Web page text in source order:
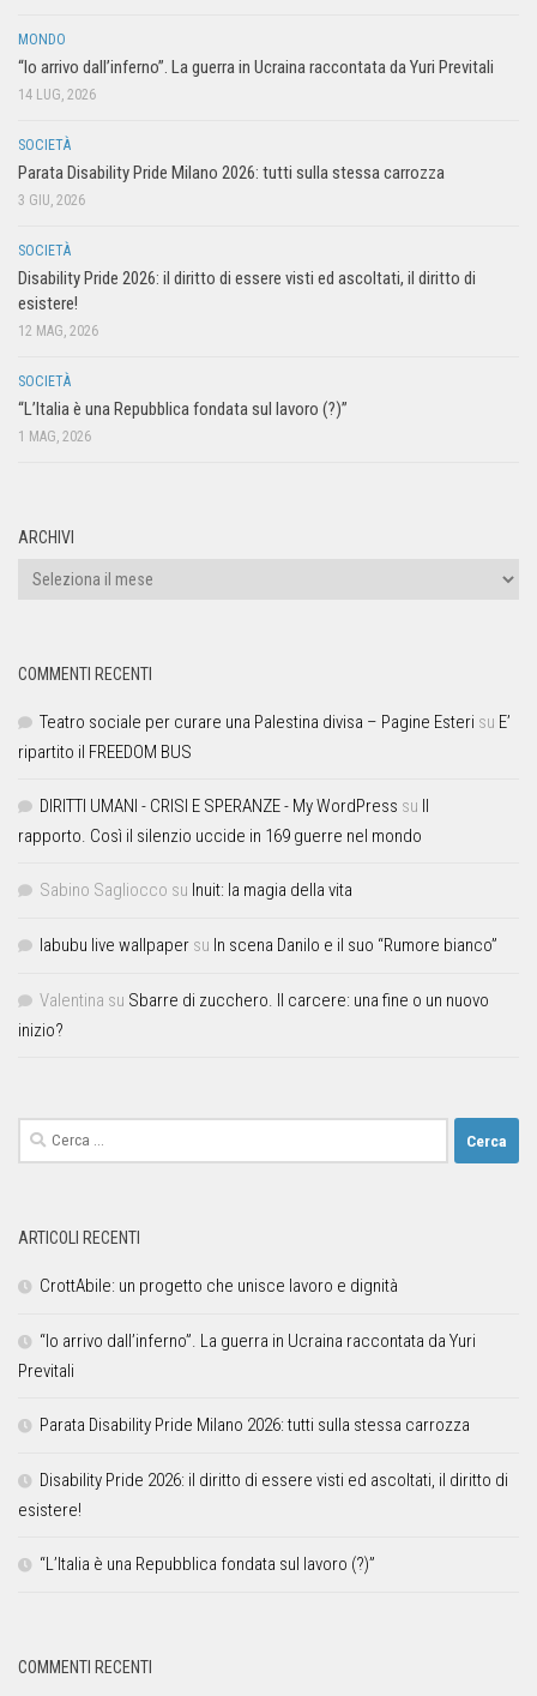
MONDO
“Io arrivo dall’inferno”. La guerra in Ucraina raccontata da Yuri Previtali
14 LUG, 2026
SOCIETÀ
Parata Disability Pride Milano 2026: tutti sulla stessa carrozza
3 GIU, 2026
SOCIETÀ
Disability Pride 2026: il diritto di essere visti ed ascoltati, il diritto di
esistere!
12 MAG, 2026
SOCIETÀ
“L’Italia è una Repubblica fondata sul lavoro (?)”
1 MAG, 2026
ARCHIVI
COMMENTI RECENTI
Teatro sociale per curare una Palestina divisa – Pagine Esteri su E’
ripartito il FREEDOM BUS
DIRITTI UMANI - CRISI E SPERANZE - My WordPress su
rapporto. Così il silenzio uccide in 169 guerre nel mondo
Sabino Sagliocco su Inuit: la magia della vita
labubu live wallpaper su In scena Danilo e il suo “Rumore bianco”
Valentina su Sbarre di zucchero. Il carcere: una fine o un nuovo
inizio?
ARTICOLI RECENTI
CrottAbile: un progetto che unisce lavoro e dignità
“Io arrivo dall’inferno”. La guerra in Ucraina raccontata da Yuri
Previtali
Parata Disability Pride Milano 2026: tutti sulla stessa carrozza
Disability Pride 2026: il diritto di essere visti ed ascoltati, il diritto di
esistere!
“L’Italia è una Repubblica fondata sul lavoro (?)”
COMMENTI RECENTI